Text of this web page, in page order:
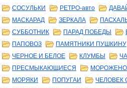
СОСУЛЬКИ
РЕТРО-авто
МАСКАРАД
ЗЕРКАЛА
СУББОТНИК
ПАРАД ПОБЕДЫ
ПАПОВОЗ
ПАМЯТНИКИ ПУШКИНУ
ЧЕРНОЕ И БЕЛОЕ
КЛУМБЫ
ПРЕСМЫКАЮЩИЕСЯ
МОРЯКИ
ПОПУГАИ
ЧЕЛОВЕК